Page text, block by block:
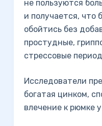
не пользуются
и получается, что
обойтись без
простудные,
стрессовые
Исследователи
богатая цинком,
влечение к рюмке